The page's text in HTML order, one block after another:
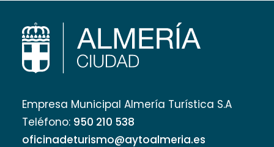
Empresa Municipal Almería Turística S.A
Teléfono: 950 210 538
oficinadeturismo@aytoalmeria.es